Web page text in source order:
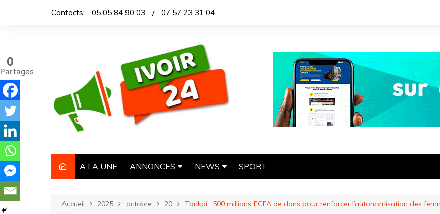
Contacts: 05 05 84 90 03 / 07 57 23 31 04
A LA UNE ANNONCES
AUTOMOBILE
NEWS
DEPECHE
SPORT
Accueil 2025 octobre 20 Tonkpi : 500 millions FCFA de dons pour renforcer l’autonomisation des
0
Partages